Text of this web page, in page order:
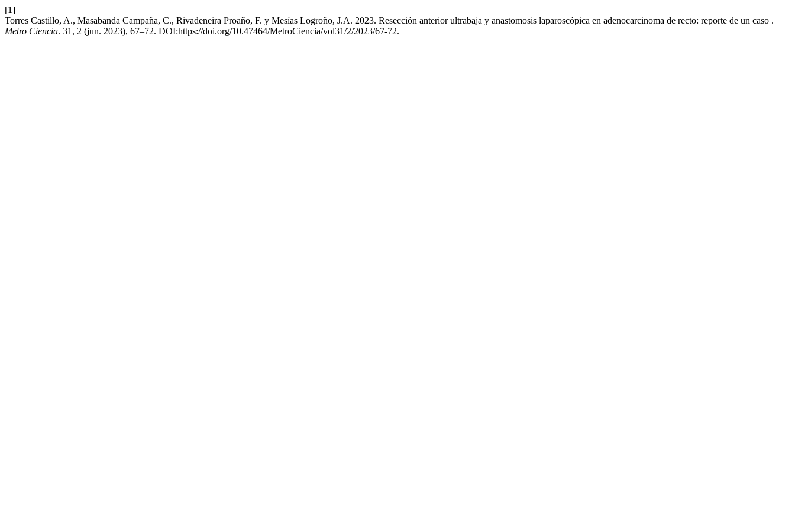
[1]
Torres Castillo, A., Masabanda Campaña, C., Rivadeneira Proaño, F. y Mesías Logroño, J.A. 2023. Resección anterior ultrabaja y anastomosis laparoscópica en adenocarcinoma de recto: reporte de un caso .
Metro Ciencia. 31, 2 (jun. 2023), 67–72. DOI:https://doi.org/10.47464/MetroCiencia/vol31/2/2023/67-72.